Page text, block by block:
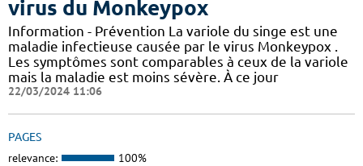
virus du Monkeypox
Information - Prévention La variole du singe est une
maladie infectieuse causée par le virus Monkeypox .
Les symptômes sont comparables à ceux de la variole
mais la maladie est moins sévère. À ce jour
22/03/2024 11:06
PAGES
relevance: 100%